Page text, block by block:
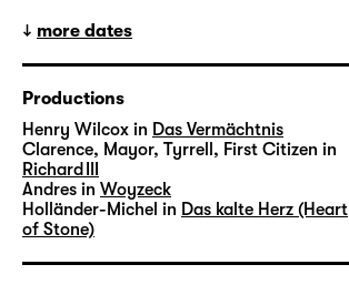
more dates
Productions
Henry Wilcox in Das Vermächtnis
Clarence, Mayor, Tyrrell, First Citizen in
Richard III
Andres in Woyzeck
Holländer-Michel in Das kalte Herz (Heart
of Stone)